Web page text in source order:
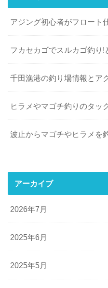
アジング初心者がフロート
フカセカゴでスルカゴ釣り
千田漁港の釣り場情報とア
ヒラメやマゴチ釣りのタッ
波止からマゴチやヒラメを
アーカイブ
2026年7月
2025年6月
2025年5月